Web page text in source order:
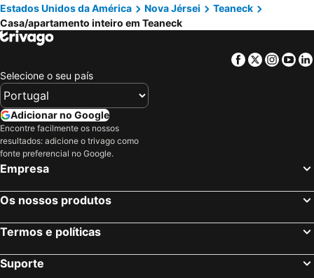
Estados Unidos da América
Nova Jérsei
Teaneck
Casa/apartamento inteiro em Teaneck
Facebook
Twitter
Selecione o seu país
Adicionar no Google
Encontre facilmente os nossos
resultados: adicione o trivago como
fonte preferencial no Google.
Empresa
Os nossos produtos
Termos e políticas
Suporte